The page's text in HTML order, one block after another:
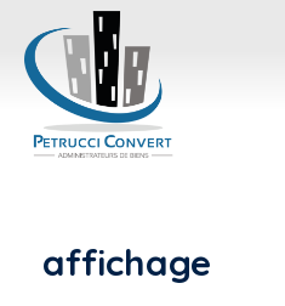
affichage